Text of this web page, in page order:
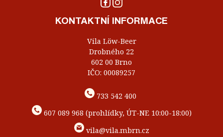
KONTAKTNÍ INFORMACE
Vila Löw-Beer
Drobného 22
602 00 Brno
IČO: 00089257
733 542 400
607 089 968 (prohlídky, ÚT-NE 10:00-18:00)
vila@vila.mbrn.cz